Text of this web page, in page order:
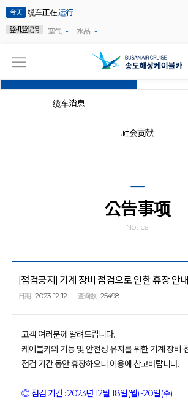
今天 缆车正在运行
登机登记号
空气 - 水晶 -
缆车消息
社会贡献
公告事项
Notice
[점검공지] 기계 장비 점검으로 인한 휴장 안내
日期 2023-12-12 查询数 25498
고객 여러분께 알려드립니다.
케이블카의 기능 및 안전성 유지를 위한 기계 장비
점검 기간 동안 휴장하오니 이용에 참고바랍니다.
◎ 점검 기간 : 2023년 12월 18일(월)~20일(수)